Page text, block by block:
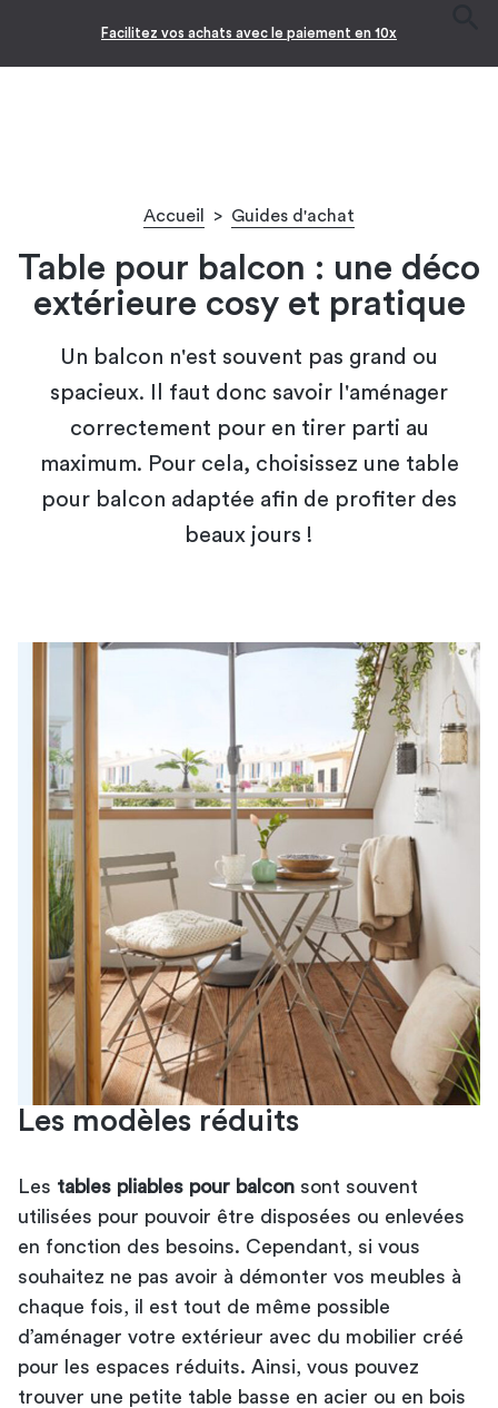
Facilitez vos achats avec le paiement en 10x
Accueil > Guides d'achat
Table pour balcon : une déco
extérieure cosy et pratique
Un balcon n'est souvent pas grand ou
spacieux. Il faut donc savoir l'aménager
correctement pour en tirer parti au
maximum. Pour cela, choisissez une table
pour balcon adaptée afin de profiter des
beaux jours !
Les modèles réduits
Les tables pliables pour balcon sont souvent
utilisées pour pouvoir être disposées ou enlevées
en fonction des besoins. Cependant, si vous
souhaitez ne pas avoir à démonter vos meubles à
chaque fois, il est tout de même possible
d’aménager votre extérieur avec du mobilier créé
pour les espaces réduits. Ainsi, vous pouvez
trouver une petite table basse en acier ou en bois